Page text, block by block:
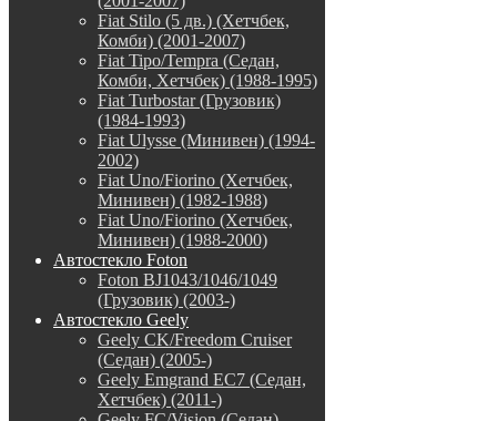
Fiat Stilo (5 дв.) (Хетчбек,
Комби) (2001-2007)
Fiat Tipo/Tempra (Седан,
Комби, Хетчбек) (1988-1995)
Fiat Turbostar (Грузовик)
(1984-1993)
Fiat Ulysse (Минивен) (1994-
2002)
Fiat Uno/Fiorino (Хетчбек,
Минивен) (1982-1988)
Fiat Uno/Fiorino (Хетчбек,
Минивен) (1988-2000)
Автостекло Foton
Foton BJ1043/1046/1049
(Грузовик) (2003-)
Автостекло Geely
Geely CK/Freedom Cruiser
(Седан) (2005-)
Geely Emgrand EC7 (Седан,
Хетчбек) (2011-)